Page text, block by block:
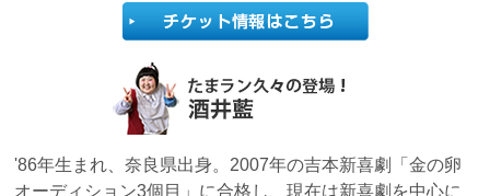
'86年生まれ、奈良県出身。2007年の吉本新喜劇「金の卵
オーディション3個目」に合格し、現在は新喜劇を中心に